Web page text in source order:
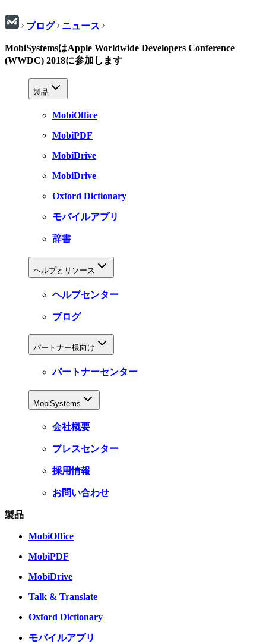
ブログ ニュース
MobiSystemsはApple Worldwide Developers Conference
(WWDC) 2018に参加します
製品
MobiOffice
MobiPDF
MobiDrive
MobiDrive
Oxford Dictionary
モバイルアプリ
辞書
ヘルプとリソース
ヘルプセンター
ブログ
パートナー様向け
パートナーセンター
MobiSystems
会社概要
プレスセンター
採用情報
お問い合わせ
製品
MobiOffice
MobiPDF
MobiDrive
Talk & Translate
Oxford Dictionary
モバイルアプリ